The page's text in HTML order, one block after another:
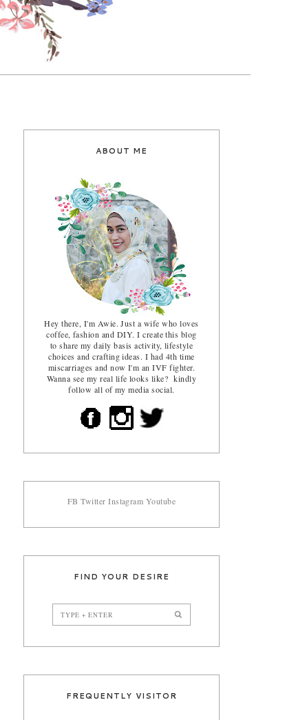
ABOUT ME
Hey there, I'm Awie. Just a wife who loves
coffee, fashion and DIY. I create this blog
to share my daily basis activity, lifestyle
choices and crafting ideas. I had 4th time
miscarriages and now I'm an IVF fighter.
Wanna see my real life looks like? kindly
follow all of my media social.
FB Twitter Instagram Youtube
FIND YOUR DESIRE
FREQUENTLY VISITOR